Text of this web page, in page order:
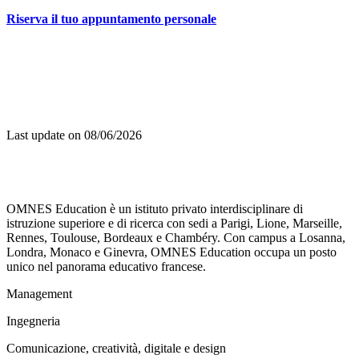
Riserva il tuo appuntamento personale
Last update on 08/06/2026
OMNES Education è un istituto privato interdisciplinare di
istruzione superiore e di ricerca con sedi a Parigi, Lione, Marseille,
Rennes, Toulouse, Bordeaux e Chambéry. Con campus a Losanna,
Londra, Monaco e Ginevra, OMNES Education occupa un posto
unico nel panorama educativo francese.
Management
Ingegneria
Comunicazione, creatività, digitale e design